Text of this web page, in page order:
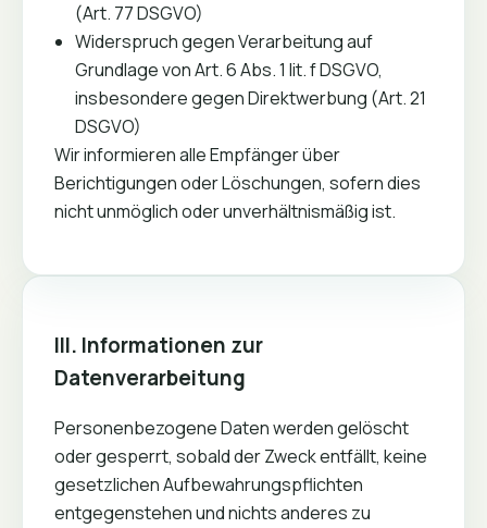
(Art. 77 DSGVO)
Widerspruch gegen Verarbeitung auf
Grundlage von Art. 6 Abs. 1 lit. f DSGVO,
insbesondere gegen Direktwerbung (Art. 21
DSGVO)
Wir informieren alle Empfänger über
Berichtigungen oder Löschungen, sofern dies
nicht unmöglich oder unverhältnismäßig ist.
III. Informationen zur
Datenverarbeitung
Personenbezogene Daten werden gelöscht
oder gesperrt, sobald der Zweck entfällt, keine
gesetzlichen Aufbewahrungspflichten
entgegenstehen und nichts anderes zu